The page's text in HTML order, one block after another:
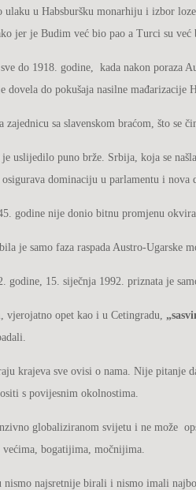
u Habsburšku monarhiju i izbor
jer je Budim već bio pao a Turci su
do 1918. godine, kada nakon poraza
dovela do pokušaja nasilne mađarizacije
zajednicu sa slavenskom braćom, što
uslijedilo puno brže. Srbija, koja se
dominaciju u parlamentu i nova
godine nije donio bitnu promjenu
je samo faza raspada Austro-
godine, 15. siječnja 1992. priznata je
vjerojatno opet kao i u Cetingradu,
krajeva sve ovisi o nama. Nije
s povijesnim okolnostima.
globaliziranom svijetu i ne može
većima, bogatijima, močnijima.
nismo najsretnije birali i nismo imali